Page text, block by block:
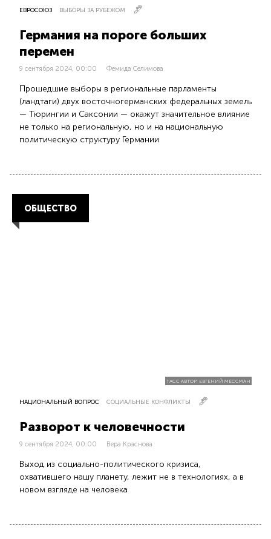
ЕВРОСОЮЗ ВЫБОРЫ ЗА РУБЕЖОМ
Германия на пороге больших
перемен
9 сентября 2024, 00:00 Фемида Селимова
Прошедшие выборы в региональные парламенты
(ландтаги) двух восточногерманских федеральных земель
— Тюрингии и Саксонии — окажут значительное влияние
не только на региональную, но и на национальную
политическую структуру Германии
ОБЩЕСТВО
НАЦИОНАЛЬНЫЙ ВОПРОС СОЦИАЛЬНЫЕ КОНФЛИКТЫ
Разворот к человечности
9 сентября 2024, 00:00 Вера Краснова
Выход из социально-политического кризиса,
охватившего нашу планету, лежит не в технологиях, а в
новом взгляде на человека
ТАСС АВТОР: ЕВГЕНИЙ МЕССМАН